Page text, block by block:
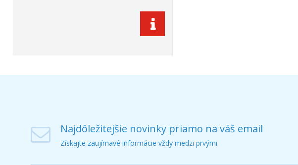
Najdôležitejšie novinky priamo na váš email
Získajte zaujímavé informácie vždy medzi prvými